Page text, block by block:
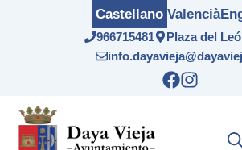
966715481
Plaza del
Castellano Valencià